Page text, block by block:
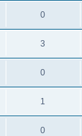
0
3
0
1
0